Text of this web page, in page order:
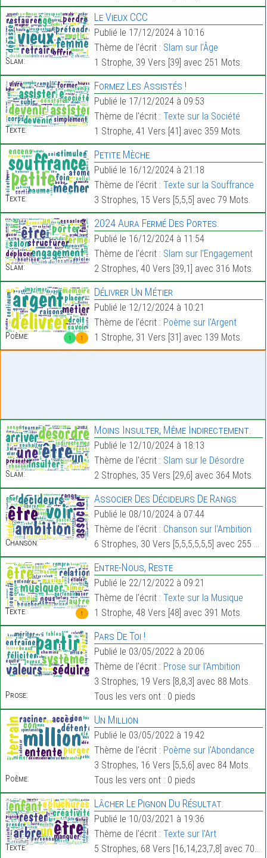
Slam:
Le Vieux CCC
Publié le 17/12/2024 à 10:16
Thème de l'écrit : Slam sur l'Âge
1 Strophe, 39 Vers [39] avec 251 Mots.
Texte:
Formez Les Assistés !
Publié le 17/12/2024 à 09:53
Thème de l'écrit :Texte sur la Société
1 Strophe, 41 Vers [41] avec 359 Mots.
Texte:
Petite Mèche
Publié le 16/12/2024 à 21:18
Thème de l'écrit :Texte sur la Souffrance
3 Strophes, 15 Vers [5,5,5] avec 79 Mots.
Slam:
2024 Aura Fermé Des Portes.
Publié le 16/12/2024 à 11:54
Thème de l'écrit : Slam sur l'Engagement
2 Strophes, 40 Vers [39,1] avec 316 Mots.
1 1
Poème:
Délivrer Un Métier
Publié le 12/12/2024 à 10:21
Thème de l'écrit : Poème sur l'Argent
1 Strophe, 31 Vers [31] avec 139 Mots.
Slam:
Moins Insulter, Même Indirectement.
Publié le 12/10/2024 à 18:13
Thème de l'écrit : Slam sur le Désordre
2 Strophes, 35 Vers [29,6] avec 364 Mots.
Chanson:
Associer Des Décideurs De Rangs
Publié le 08/10/2024 à 07:44
Thème de l'écrit : Chanson sur l'Ambition
6 Strophes, 30 Vers [5,5,5,5,5,5] avec 255 Mots.
1
Texte:
Entre-Nous, Reste
Publié le 22/12/2022 à 09:21
Thème de l'écrit :Texte sur la Musique
1 Strophe, 48 Vers [48] avec 391 Mots.
Prose:
Pars De Toi !
Publié le 03/05/2022 à 20:06
Thème de l'écrit : Prose sur l'Ambition
3 Strophes, 19 Vers [8,8,3] avec 88 Mots.
Tous les vers ont : 0 pieds
Poème:
Un Million
Publié le 03/05/2022 à 19:42
Thème de l'écrit : Poème sur l'Abondance
3 Strophes, 16 Vers [5,5,6] avec 84 Mots.
Tous les vers ont : 0 pieds
Texte:
Lâcher Le Pignon Du Résultat.
Publié le 10/03/2021 à 19:36
Thème de l'écrit :Texte sur l'Art
5 Strophes, 68 Vers [16,14,23,7,8] avec 700 Mots.